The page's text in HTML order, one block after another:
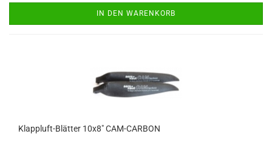
IN DEN WARENKORB
Klappluft-Blätter 10x8" CAM-CARBON